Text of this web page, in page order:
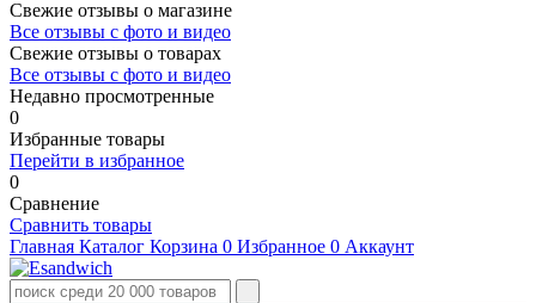
Свежие отзывы о магазине
Все отзывы с фото и видео
Свежие отзывы о товарах
Все отзывы c фото и видео
Недавно просмотренные
0
Избранные товары
Перейти в избранное
0
Сравнение
Сравнить товары
Главная Каталог Корзина 0 Избранное 0 Аккаунт